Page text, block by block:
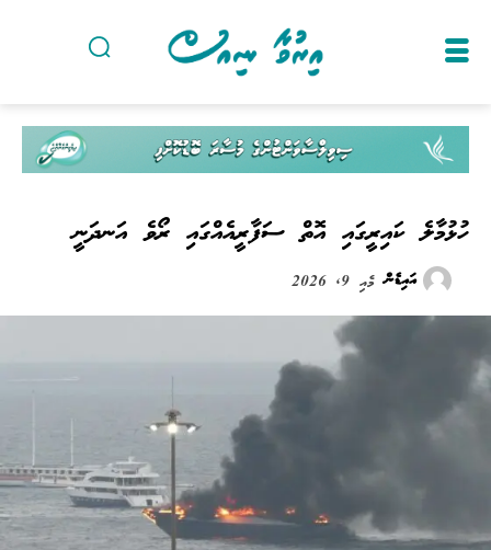
ހުޅުމާލެ ކައިރީގައި އޮތް ސަފާރީއެއްގައި ރޯވެ އަނދަނީ
އައިޑެން މެއި 9, 2026